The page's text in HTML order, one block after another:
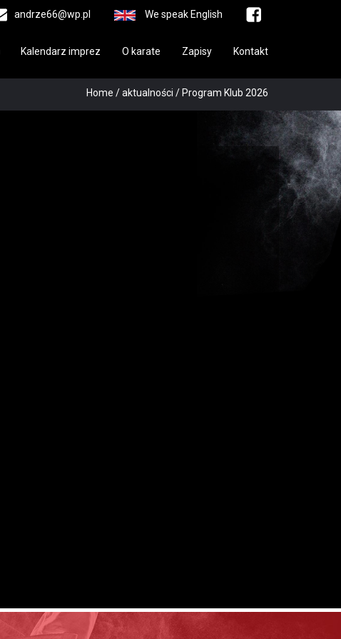
andrze66@wp.pl We speak English
Kalendarz imprez O karate Zapisy Kontakt
Home /aktualności / Program Klub 2026